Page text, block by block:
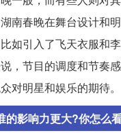
南春晚在舞台设计和
如引入了飞天衣服和
，节目的调度和节奏
对明星和娱乐的期待。
的影响力更大?你怎么